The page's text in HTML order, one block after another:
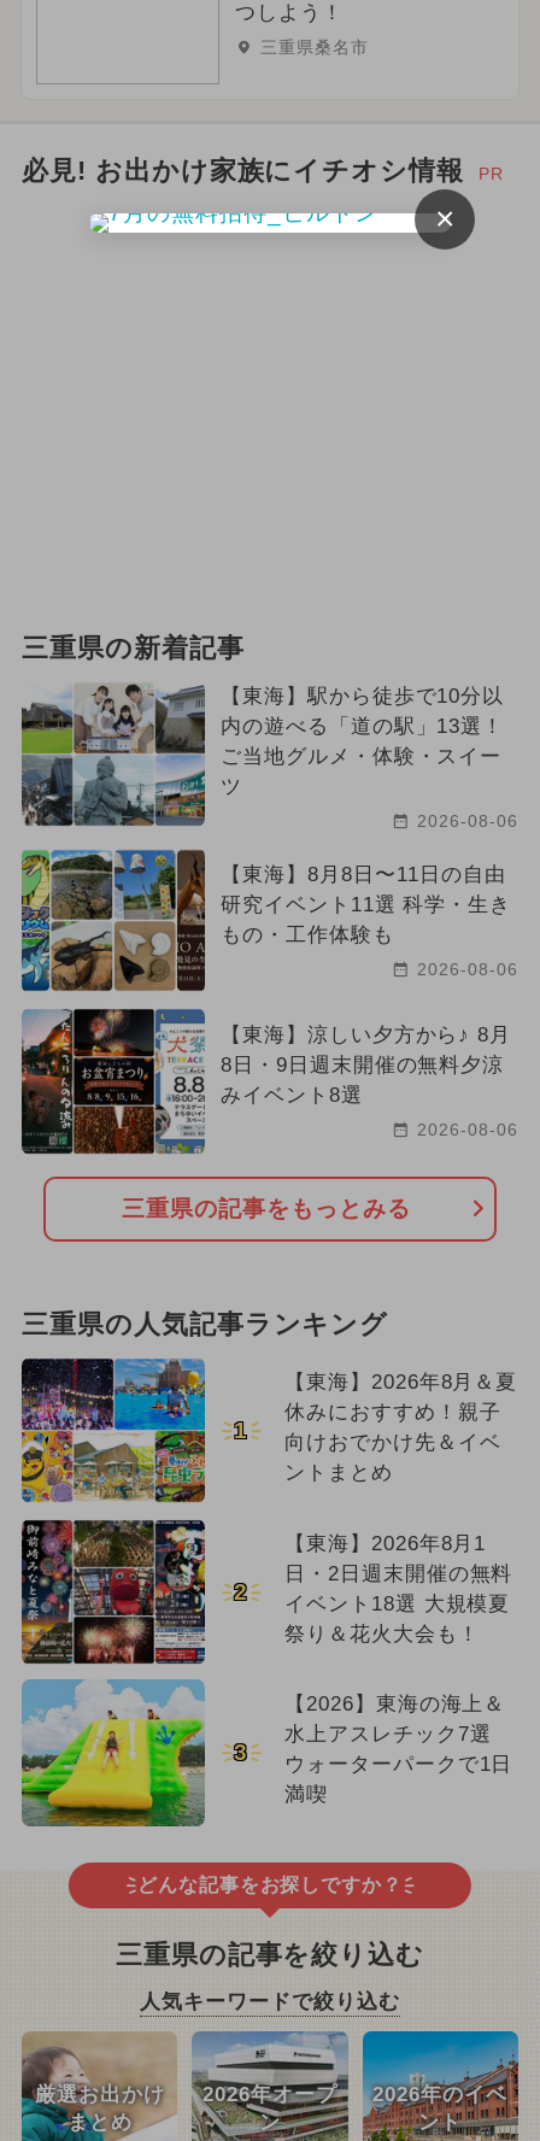
つしよう！
三重県桑名市
必見! お出かけ家族にイチオシ情報 PR
三重県の新着記事
【東海】駅から徒歩で10分以
内の遊べる「道の駅」13選！
ご当地グルメ・体験・スイー
ツ
2026-08-06
【東海】8月8日〜11日の自由
研究イベント11選 科学・生き
もの・工作体験も
2026-08-06
【東海】涼しい夕方から♪ 8月
8日・9日週末開催の無料夕涼
みイベント8選
2026-08-06
三重県の記事をもっとみる
三重県の人気記事ランキング
1
【東海】2026年8月＆夏
休みにおすすめ！親子
向けおでかけ先＆イベ
ントまとめ
2
【東海】2026年8月1
日・2日週末開催の無料
イベント18選 大規模夏
祭り＆花火大会も！
3
【2026】東海の海上＆
水上アスレチック7選
ウォーターパークで1日
満喫
どんな記事をお探しですか？
三重県の記事を絞り込む
人気キーワードで絞り込む
厳選お出かけ
まとめ
2026年オープ
ン
2026年のイベ
ント
×